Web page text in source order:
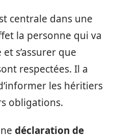
centrale dans une
la personne qui va
s’assurer que
respectées. Il a
les héritiers
obligations.
déclaration de